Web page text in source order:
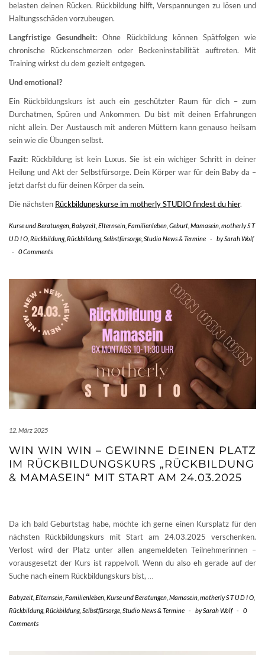
belasten deinen Rücken. Rückbildung hilft, Verspannungen zu lösen und
Haltungsschäden vorzubeugen.
Langfristige Gesundheit: Ohne Rückbildung können Spätfolgen wie
chronische Rückenschmerzen oder Beckeninstabilität auftreten. Mit
Training wirkst du dem gezielt entgegen.
Und emotional?
Ein Rückbildungskurs ist auch ein geschützter Raum für dich – zum
Durchatmen, Spüren und Ankommen. Du bist mit deinen Erfahrungen
nicht allein. Der Austausch mit anderen Müttern kann genauso heilsam
sein wie die Übungen selbst.
Fazit: Rückbildung ist kein Luxus. Sie ist ein wichiger Schritt in deiner
Heilung und Akt der Selbstfürsorge. Dein Körper war für dein Baby da –
jetzt darfst du für deinen Körper da sein.
Die nächsten Rückbildungskurse im motherly STUDIO findest du hier.
Kurse und Beratungen Babyzeit Elternsein Familienleben Geburt Mamasein motherly S T
U D I O Rückbildung, Rückbildung, Selbstfürsorge Studio News & Termine - bySarah Wolf
-
0 Comments
12. März 2025
WIN WIN WIN – GEWINNE DEINEN PLATZ
IM RÜCKBILDUNGSKURS „RÜCKBILDUNG
& MAMASEIN“ MIT START AM 24.03.2025
Da ich bald Geburtstag habe, möchte ich gerne einen Kursplatz für den
nächsten Rückbildungskurs mit Start am 24.03.2025 verschenken.
Verlost wird der Platz unter allen angemeldeten Teilnehmerinnen –
vorausgesetzt der Kurs ist rappelvoll. Wenn du also eh gerade auf der
Suche nach einem Rückbildungskurs bist,
Babyzeit Elternsein Familienleben Kurse und Beratungen Mamasein motherly S T U D I O
Rückbildung, Rückbildung, Selbstfürsorge Studio News & Termine - bySarah Wolf -
0
Comments